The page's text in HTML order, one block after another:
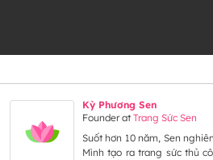
Kỳ Phương Sen
FounderatTrang Sức Sen
Suốt hơn 10 năm, Sen
Mình tạo ra trang sức thủ